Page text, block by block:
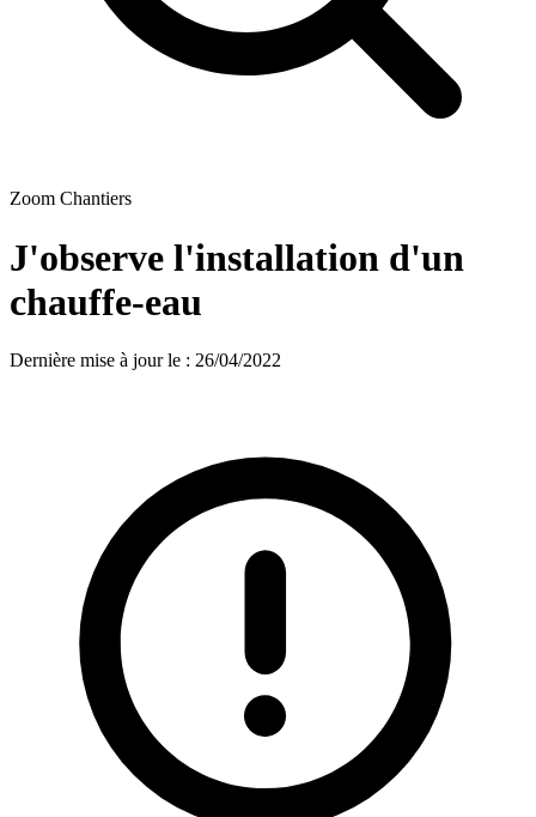
Zoom Chantiers
J'observe l'installation d'un
chauffe-eau
Dernière mise à jour le : 26/04/2022